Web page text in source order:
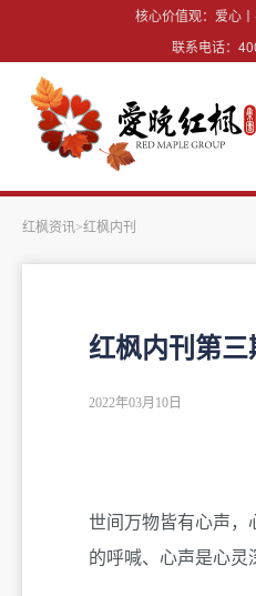
核心价值观：爱心
联系电话：
红枫资讯>红枫内刊
红枫内刊第三
2022年03月10日
世间万物皆有心声
的呼喊、心声是心灵